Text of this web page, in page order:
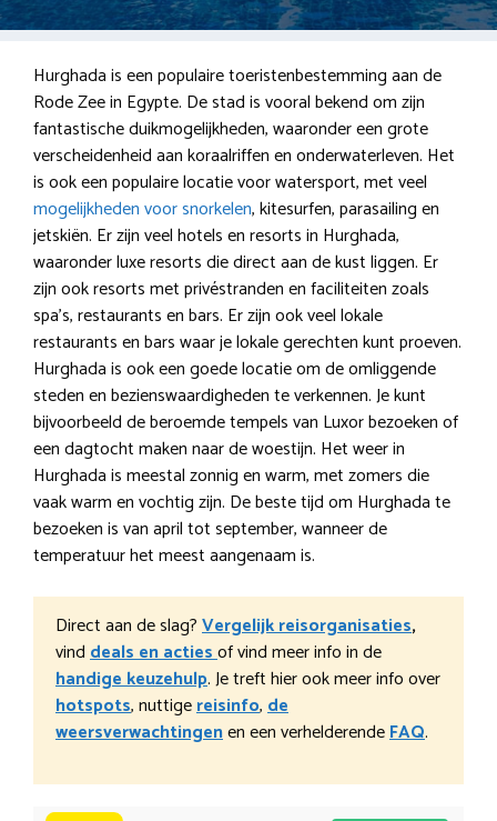
Hurghada is een populaire toeristenbestemming aan de
Rode Zee in Egypte. De stad is vooral bekend om zijn
fantastische duikmogelijkheden, waaronder een grote
verscheidenheid aan koraalriffen en onderwaterleven. Het
is ook een populaire locatie voor watersport, met veel
mogelijkheden voor snorkelen, kitesurfen, parasailing en
jetskiën. Er zijn veel hotels en resorts in Hurghada,
waaronder luxe resorts die direct aan de kust liggen. Er
zijn ook resorts met privéstranden en faciliteiten zoals
spa’s, restaurants en bars. Er zijn ook veel lokale
restaurants en bars waar je lokale gerechten kunt proeven.
Hurghada is ook een goede locatie om de omliggende
steden en bezienswaardigheden te verkennen. Je kunt
bijvoorbeeld de beroemde tempels van Luxor bezoeken of
een dagtocht maken naar de woestijn. Het weer in
Hurghada is meestal zonnig en warm, met zomers die
vaak warm en vochtig zijn. De beste tijd om Hurghada te
bezoeken is van april tot september, wanneer de
temperatuur het meest aangenaam is.
Direct aan de slag?Vergelijk reisorganisaties,
vinddeals en actiesof vind meer info in de
handige keuzehulp. Je treft hier ook meer info over
hotspots, nuttigereisinfo,de
weersverwachtingenen een verhelderendeFAQ.